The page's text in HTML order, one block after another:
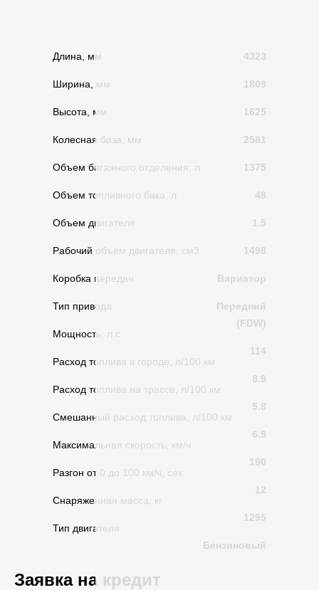
Длина, мм
Ширина, мм
Высота, мм
Колесная база, мм
Объем багажного отделения, л
Объем топливного бака, л
Объем двигателя
Рабочий объем двигателя, см3
Коробка передач
4323
1809
1625
2581
1375
48
1.5
1498
Вариатор
Тип привода
Мощность, л.с
Расход топлива в городе, л/100 км
Расход топлива на трассе, л/100 км
Смешанный расход топлива, л/100 км
Максимальная скорость, км/ч
Разгон от 0 до 100 км/ч, сек.
Снаряженная масса, кг
Тип двигателя
Передний
(FDW)
114
8.9
5.8
6.9
190
12
1295
Бензиновый
Заявка на кредит